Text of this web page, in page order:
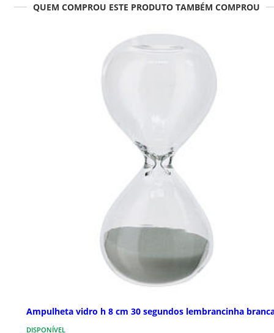
QUEM COMPROU ESTE PRODUTO TAMBÉM COMPROU
Ampulheta vidro h 8 cm 30 segundos lembrancinha
DISPONÍVEL